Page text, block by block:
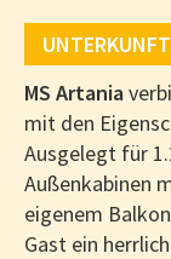
UNTERKUNFT
MS Artania
mit den
Ausgelegt für
Außenkabinen
eigenem
Gast ein